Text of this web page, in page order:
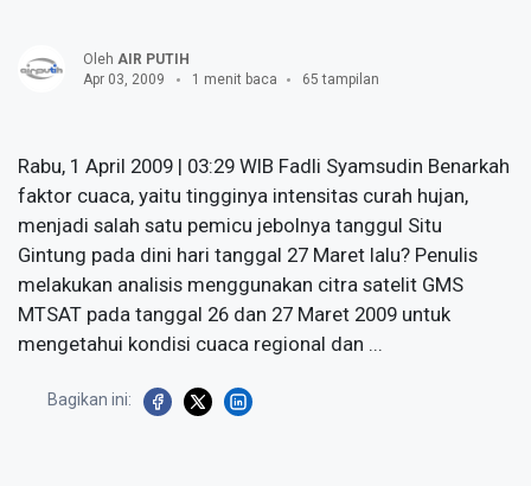
Oleh AIR PUTIH
Apr 03, 2009
1 menit baca 65 tampilan
Rabu, 1 April 2009 | 03:29 WIB Fadli Syamsudin Benarkah
faktor cuaca, yaitu tingginya intensitas curah hujan,
menjadi salah satu pemicu jebolnya tanggul Situ
Gintung pada dini hari tanggal 27 Maret lalu? Penulis
melakukan analisis menggunakan citra satelit GMS
MTSAT pada tanggal 26 dan 27 Maret 2009 untuk
mengetahui kondisi cuaca regional dan ...
Bagikan ini: